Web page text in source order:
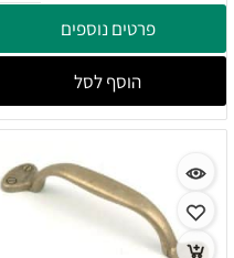
פרטים נוספים
הוסף לסל